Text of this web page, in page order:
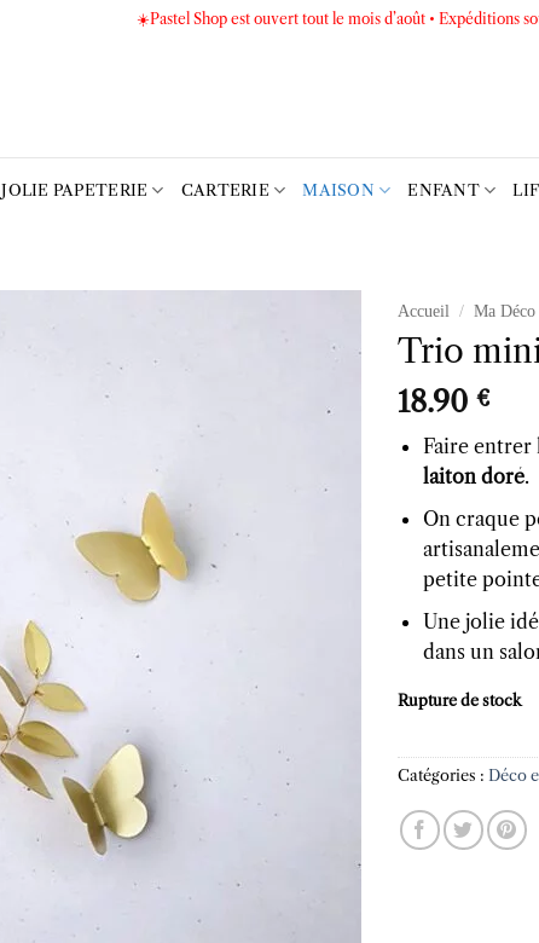
☀️Pastel Shop est ouvert tout le mois d’août • Expéditions
JOLIE PAPETERIE CARTERIE MAISON ENFANT
d’envies
Accueil / Ma Déco
Trio
18.90 €
Faire entrer
laiton doré.
On craque
petite
Une jolie
dans un
Rupture de stock
Catégories : Déco